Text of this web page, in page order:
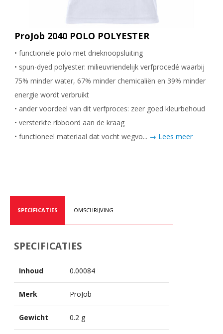
ProJob 2040 POLO POLYESTER
• functionele polo met drieknoopsluiting
• spun-dyed polyester: milieuvriendelijk verfprocedé waarbij
75% minder water, 67% minder chemicaliën en 39% minder
energie wordt verbruikt
• ander voordeel van dit verfproces: zeer goed kleurbehoud
• versterkte ribboord aan de kraag
• functioneel materiaal dat vocht wegvo... → Lees meer
SPECIFICATIES OMSCHRIJVING
SPECIFICATIES
Inhoud 0.00084
Merk ProJob
Gewicht 0.2 g